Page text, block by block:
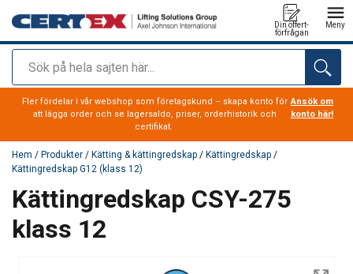
Sök
Din offert-
förfrågan
Meny
tillagd i varukorg
Fler fördelar i vår webshop som företagskund – skapa konto för
att lägga order och se lagersaldo, priser, orderhistorik och
certifikat.
Ansök om
konto här!
Hem / Produkter / Kätting & kättingredskap / Kättingredskap /
Kättingredskap G12 (klass 12)
Kättingredskap CSY-275
klass 12